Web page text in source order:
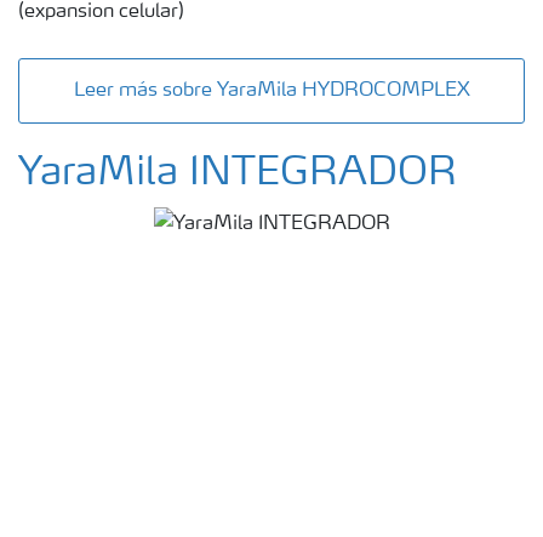
(expansion celular)
Leer más sobre YaraMila HYDROCOMPLEX
YaraMila INTEGRADOR